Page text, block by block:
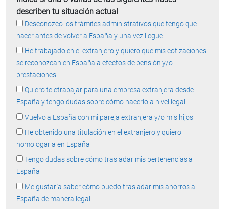
describen tu situación actual
Desconozco los trámites administrativos que tengo que
hacer antes de volver a España y una vez llegue
He trabajado en el extranjero y quiero que mis cotizaciones
se reconozcan en España a efectos de pensión y/o
prestaciones
Quiero teletrabajar para una empresa extranjera desde
España y tengo dudas sobre cómo hacerlo a nivel legal
Vuelvo a España con mi pareja extranjera y/o mis hijos
He obtenido una titulación en el extranjero y quiero
homologarla en España
Tengo dudas sobre cómo trasladar mis pertenencias a
España
Me gustaría saber cómo puedo trasladar mis ahorros a
España de manera legal